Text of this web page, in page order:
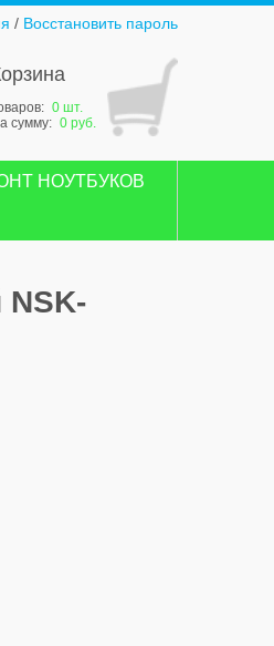
/ Восстановить пароль
0 шт.
сумму: 0 руб.
НОУТБУКОВ
NSK-